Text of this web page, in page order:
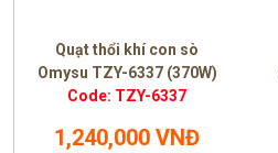
Quạt thổi khí con sò
Omysu TZY-6337 (370W)
Code: TZY-6337
1,240,000 VNĐ